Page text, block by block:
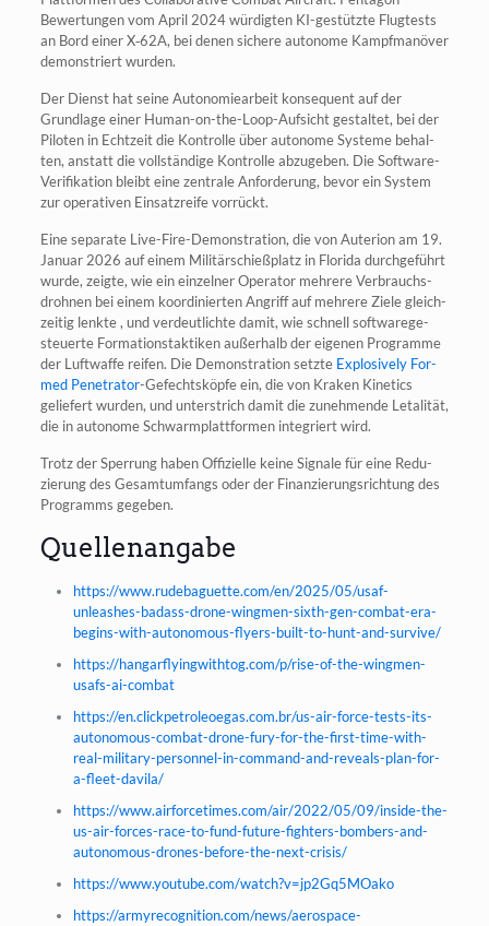
Bewer­tun­gen vom April 2024 wür­dig­ten KI-gestütz­te Flug­tests
an Bord einer X‑62A, bei denen siche­re auto­no­me Kampf­ma­nö­ver
demons­triert wurden.
Der Dienst hat sei­ne Auto­no­mie­ar­beit kon­se­quent auf der
Grund­la­ge einer Human-on-the-Loop-Auf­sicht gestal­tet, bei der
Pilo­ten in Echt­zeit die Kon­trol­le über auto­no­me Sys­te­me behal­
ten, anstatt die voll­stän­di­ge Kon­trol­le abzu­ge­ben. Die Soft­ware-
Veri­fi­ka­ti­on bleibt eine zen­tra­le Anfor­de­rung, bevor ein Sys­tem
zur ope­ra­ti­ven Ein­satz­rei­fe vorrückt.
Eine sepa­ra­te Live-Fire-Demons­tra­ti­on, die von Auter­ion am 19.
Janu­ar 2026 auf einem Mili­tär­schieß­platz in Flo­ri­da durch­ge­führt
wur­de, zeig­te, wie ein ein­zel­ner Ope­ra­tor meh­re­re Ver­brauchs­
droh­nen bei einem koor­di­nier­ten Angriff auf meh­re­re Zie­le gleich­
zei­tig lenk­te , und ver­deut­lich­te damit, wie schnell soft­ware­ge­
steu­er­te For­ma­ti­ons­tak­ti­ken außer­halb der eige­nen Pro­gram­me
der Luft­waf­fe rei­fen. Die Demons­tra­ti­on setz­te Explo­si­ve­ly For­
med Pene­tra­tor-Gefechts­köp­fe ein, die von Kra­ken Kine­tics
gelie­fert wur­den, und unter­strich damit die zuneh­men­de Leta­li­tät,
die in auto­no­me Schwarm­platt­for­men inte­griert wird.
Trotz der Sper­rung haben Offi­zi­el­le kei­ne Signa­le für eine Redu­
zie­rung des Gesamt­um­fangs oder der Finan­zie­rungs­rich­tung des
Pro­gramms gegeben.
Quellenangabe
https://www.rudebaguette.com/en/2025/05/usaf-
unleashes-badass-drone-wingmen-sixth-gen-combat-era-
begins-with-autonomous-flyers-built-to-hunt-and-survive/
https://hangarflyingwithtog.com/p/rise-of-the-wingmen-
usafs-ai-combat
https://en.clickpetroleoegas.com.br/us-air-force-tests-its-
autonomous-combat-drone-fury-for-the-first-time-with-
real-military-personnel-in-command-and-reveals-plan-for-
a-fleet-davila/
https://www.airforcetimes.com/air/2022/05/09/inside-the-
us-air-forces-race-to-fund-future-fighters-bombers-and-
autonomous-drones-before-the-next-crisis/
https://www.youtube.com/watch?v=jp2Gq5MOako
https://armyrecognition.com/news/aerospace-